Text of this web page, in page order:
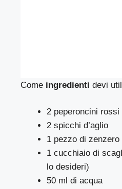
Come ingredienti devi
2 peperoncini rossi
2 spicchi d’aglio
1 pezzo di zenzero
1 cucchiaio di
lo desideri)
50 ml di acqua